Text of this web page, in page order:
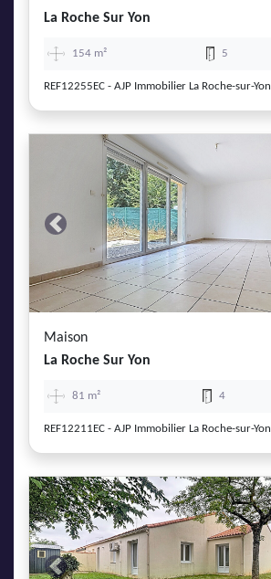
La Roche Sur Yon
154 m² 5
REF12255EC - AJP Immobilier La Roche-sur-Yon
Previous
Maison
La Roche Sur Yon
81 m² 4
REF12211EC - AJP Immobilier La Roche-sur-Yon